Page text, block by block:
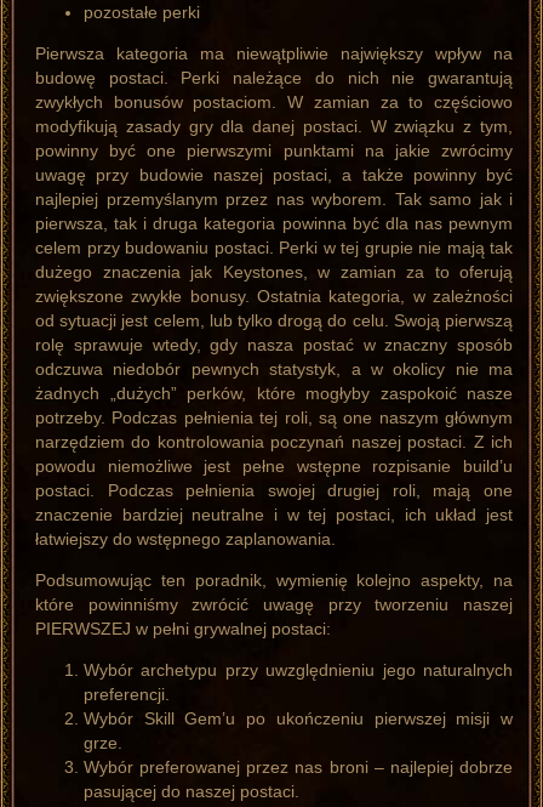
pozostałe perki
Pierwsza kategoria ma niewątpliwie największy wpływ na
budowę postaci. Perki należące do nich nie gwarantują
zwykłych bonusów postaciom. W zamian za to częściowo
modyfikują zasady gry dla danej postaci. W związku z tym,
powinny być one pierwszymi punktami na jakie zwrócimy
uwagę przy budowie naszej postaci, a także powinny być
najlepiej przemyślanym przez nas wyborem. Tak samo jak i
pierwsza, tak i druga kategoria powinna być dla nas pewnym
celem przy budowaniu postaci. Perki w tej grupie nie mają tak
dużego znaczenia jak Keystones, w zamian za to oferują
zwiększone zwykłe bonusy. Ostatnia kategoria, w zależności
od sytuacji jest celem, lub tylko drogą do celu. Swoją pierwszą
rolę sprawuje wtedy, gdy nasza postać w znaczny sposób
odczuwa niedobór pewnych statystyk, a w okolicy nie ma
żadnych „dużych” perków, które mogłyby zaspokoić nasze
potrzeby. Podczas pełnienia tej roli, są one naszym głównym
narzędziem do kontrolowania poczynań naszej postaci. Z ich
powodu niemożliwe jest pełne wstępne rozpisanie build’u
postaci. Podczas pełnienia swojej drugiej roli, mają one
znaczenie bardziej neutralne i w tej postaci, ich układ jest
łatwiejszy do wstępnego zaplanowania.
Podsumowując ten poradnik, wymienię kolejno aspekty, na
które powinniśmy zwrócić uwagę przy tworzeniu naszej
PIERWSZEJ w pełni grywalnej postaci:
Wybór archetypu przy uwzględnieniu jego naturalnych
preferencji.
Wybór Skill Gem’u po ukończeniu pierwszej misji w
grze.
Wybór preferowanej przez nas broni – najlepiej dobrze
pasującej do naszej postaci.